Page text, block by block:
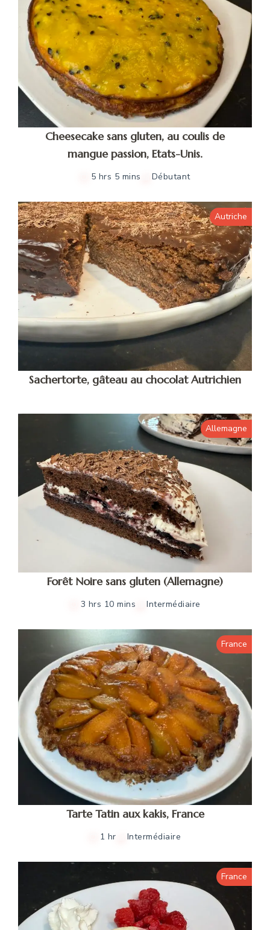
Cheesecake sans gluten, au coulis de
mangue passion, Etats-Unis.
5 hrs 5 mins Débutant
Autriche
Sachertorte, gâteau au chocolat Autrichien
Allemagne
Forêt Noire sans gluten (Allemagne)
3 hrs 10 mins Intermédiaire
France
Tarte Tatin aux kakis, France
1 hr Intermédiaire
France